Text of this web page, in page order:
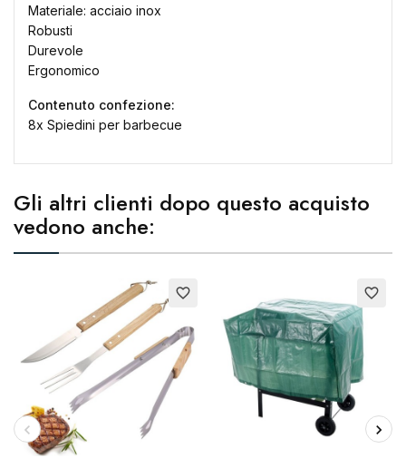
Materiale: acciaio inox
Robusti
Durevole
Ergonomico
Contenuto confezione:
8x Spiedini per barbecue
Gli altri clienti dopo questo acquisto
vedono anche:
favorite_border favorite_border